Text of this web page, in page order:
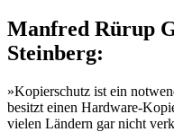
Manfred Rürup
Steinberg:
»Kopierschutz ist ein
besitzt einen Hardware-
vielen Ländern gar nicht